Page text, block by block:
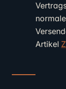
Artikel